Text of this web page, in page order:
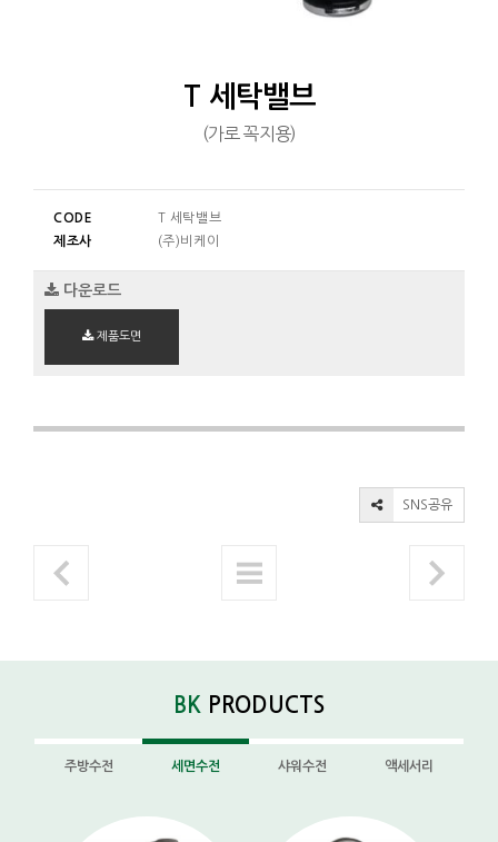
T 세탁밸브
(가로 꼭지용)
CODE
T 세탁밸브
제조사
(주)비케이
다운로드
제품도면
SNS공유
BK PRODUCTS
주방수전 세면수전 샤워수전 액세서리